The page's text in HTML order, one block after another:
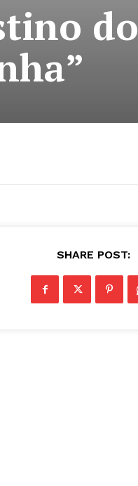
do
SHARE POST: